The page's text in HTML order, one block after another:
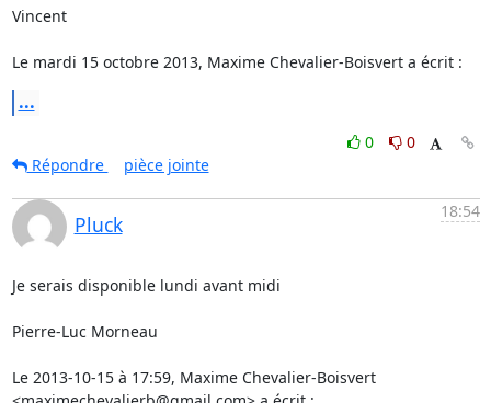
Vincent
Le mardi 15 octobre 2013, Maxime Chevalier-Boisvert a écrit :
...
0
0
Répondre
pièce jointe
Pluck
18:54
Je serais disponible lundi avant midi
Pierre-Luc Morneau
Le 2013-10-15 à 17:59, Maxime Chevalier-Boisvert